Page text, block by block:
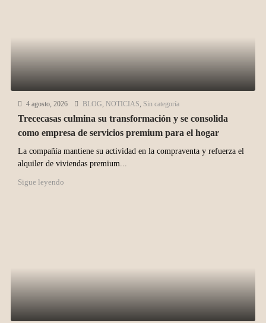
4 agosto, 2026 BLOG NOTICIAS Sin categoría
Trececasas culmina su transformación y se consolida
como empresa de servicios premium para el hogar
La compañía mantiene su actividad en la compraventa y refuerza el
alquiler de viviendas premium...
Sigue leyendo